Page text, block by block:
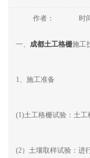
作者： 时
一、 成都土工格栅施工
1、施工准备
(1)土工格栅试验：土工
(2）土壤取样试验：进